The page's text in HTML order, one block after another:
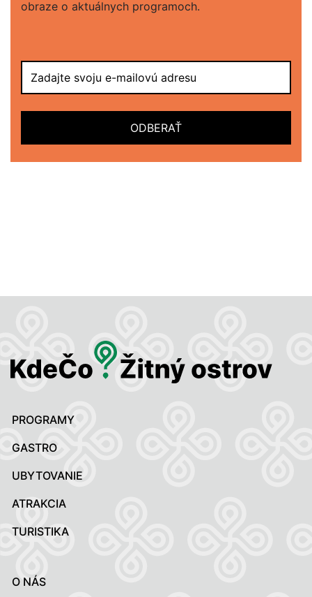
obraze o aktuálnych programoch.
ODBERAŤ
PROGRAMY
GASTRO
UBYTOVANIE
ATRAKCIA
TURISTIKA
O NÁS